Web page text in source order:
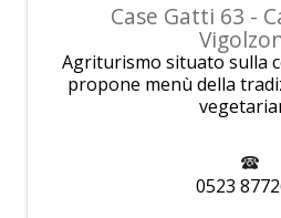
Case Gatti 63 -
Agriturismo situato sulla
propone menù della
0523